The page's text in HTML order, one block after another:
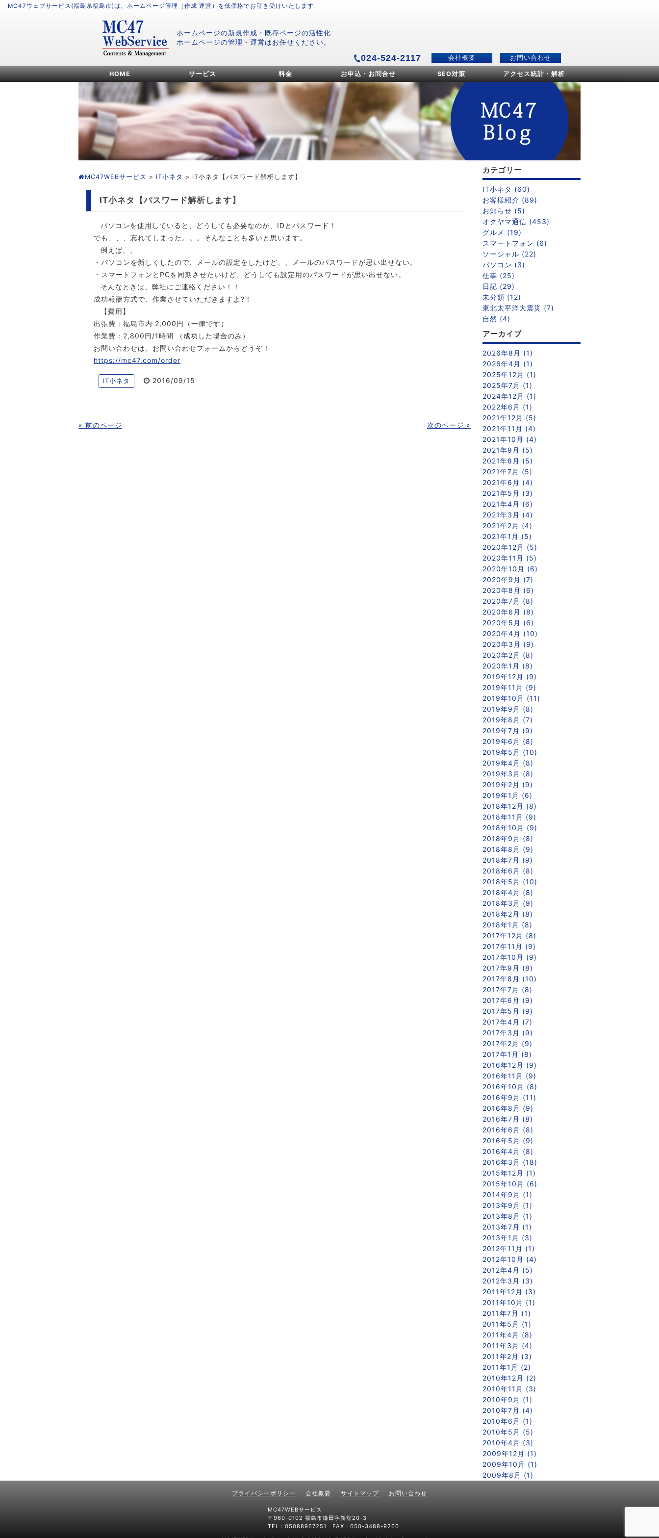
MC47ウェブサービス(福島県福島市)は、ホームページ管理（作成 運営）を低価格でお引き受けいたします
ホームページの新規作成・既存ページの活性化
ホームページの管理・運営はお任せください。
024-524-2117 会社概要 お問い合わせ
HOME サービス 料金 お申込・お問合せ SEO対策 アクセス統計・解析
MC47WEBサービス > IT小ネタ > IT小ネタ【パスワード解析します】
IT小ネタ【パスワード解析します】
パソコンを使用していると、どうしても必要なのが、IDとパスワード！
でも、、、忘れてしまった。。。そんなことも多いと思います。
例えば、、
・パソコンを新しくしたので、メールの設定をしたけど、、メールのパスワードが思い出せない。
・スマートフォンとPCを同期させたいけど、どうしても設定用のパスワードが思い出せない。
そんなときは、弊社にご連絡ください！！
成功報酬方式で、作業させていただきますよ?！
【費用】
出張費：福島市内 2,000円（一律です）
作業費：2,800円/1時間 （成功した場合のみ）
お問い合わせは、お問い合わせフォームからどうぞ！
https://mc47.com/order
IT小ネタ 2016/09/15
« 前のページ 次のページ »
カテゴリー
IT小ネタ (60)
お客様紹介 (89)
お知らせ (5)
オクヤマ通信 (453)
グルメ (19)
スマートフォン (6)
ソーシャル (22)
パソコン (3)
仕事 (25)
日記 (29)
未分類 (12)
東北太平洋大震災 (7)
自然 (4)
アーカイブ
2026年8月 (1)
2026年4月 (1)
2025年12月 (1)
2025年7月 (1)
2024年12月 (1)
2022年6月 (1)
2021年12月 (5)
2021年11月 (4)
2021年10月 (4)
2021年9月 (5)
2021年8月 (5)
2021年7月 (5)
2021年6月 (4)
2021年5月 (3)
2021年4月 (6)
2021年3月 (4)
2021年2月 (4)
2021年1月 (5)
2020年12月 (5)
2020年11月 (5)
2020年10月 (6)
2020年9月 (7)
2020年8月 (6)
2020年7月 (8)
2020年6月 (8)
2020年5月 (6)
2020年4月 (10)
2020年3月 (9)
2020年2月 (8)
2020年1月 (8)
2019年12月 (9)
2019年11月 (9)
2019年10月 (11)
2019年9月 (8)
2019年8月 (7)
2019年7月 (9)
2019年6月 (8)
2019年5月 (10)
2019年4月 (8)
2019年3月 (8)
2019年2月 (9)
2019年1月 (6)
2018年12月 (8)
2018年11月 (9)
2018年10月 (9)
2018年9月 (8)
2018年8月 (9)
2018年7月 (9)
2018年6月 (8)
2018年5月 (10)
2018年4月 (8)
2018年3月 (9)
2018年2月 (8)
2018年1月 (8)
2017年12月 (8)
2017年11月 (9)
2017年10月 (9)
2017年9月 (8)
2017年8月 (10)
2017年7月 (8)
2017年6月 (9)
2017年5月 (9)
2017年4月 (7)
2017年3月 (9)
2017年2月 (9)
2017年1月 (8)
2016年12月 (9)
2016年11月 (9)
2016年10月 (8)
2016年9月 (11)
2016年8月 (9)
2016年7月 (8)
2016年6月 (8)
2016年5月 (9)
2016年4月 (8)
2016年3月 (18)
2015年12月 (1)
2015年10月 (6)
2014年9月 (1)
2013年9月 (1)
2013年8月 (1)
2013年7月 (1)
2013年1月 (3)
2012年11月 (1)
2012年10月 (4)
2012年4月 (5)
2012年3月 (3)
2011年12月 (3)
2011年10月 (1)
2011年7月 (1)
2011年5月 (1)
2011年4月 (8)
2011年3月 (4)
2011年2月 (3)
2011年1月 (2)
2010年12月 (2)
2010年11月 (3)
2010年9月 (1)
2010年7月 (4)
2010年6月 (1)
2010年5月 (5)
2010年4月 (3)
2009年12月 (1)
2009年10月 (1)
2009年8月 (1)
プライバシーポリシー 会社概要 サイトマップ お問い合わせ
MC47WEBサービス
〒960-0102 福島市鎌田字新舘20-3
TEL：05088967251 FAX：050-3488-9260